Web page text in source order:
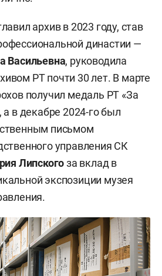
архив в 2023 году, став
династии —
Васильевна, руководила
РТ почти 30 лет. В марте
получил медаль РТ «За
в декабре 2024-го был
письмом
управления СК
Липскогоза вклад в
экспозиции музея